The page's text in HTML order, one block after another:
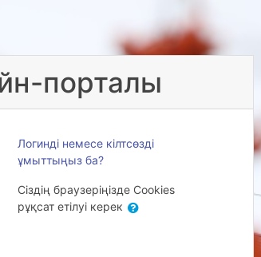
порталы
Логинді немесе кілтсөзді
ұмыттыңыз ба?
Сіздің браузеріңізде Cookies
рұқсат етілуі керек